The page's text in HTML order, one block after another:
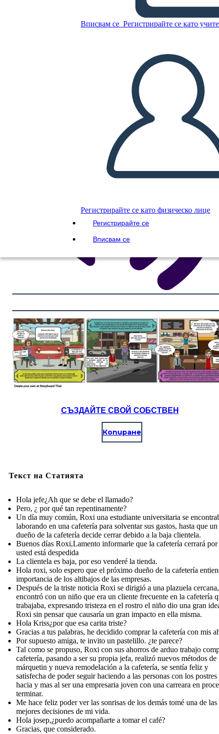
Вписвам се Регистрирайте се като
Регистрирайте се като физическо лице
Регистрирайте се
Вписвам се
ПУСКАНЕ НА СЛАЙДШОУ
ЧЕТИ МИ
СЪЗДАЙТЕ СВОЙ СОБСТВЕН
Копиране
Текст на Статията
Hola jefe¿Ah que se debe el llamado?
Pero, ¿ por qué tan repentinamente?
Un día muy común, Roxi una estudiante universitaria se
laborando en una cafetería para solventar sus gastos, hasta que
dueño de la cafetería decide cerrar debido a la baja clientela.
Buenos días Roxi,Lamento informarle que la cafetería cerrará por
usted está despedida
La clientela es baja, por eso venderé la tienda.
Hola roxi, solo espero que el próximo dueño de la cafetería
importancia de los altibajos de las empresas.
Después de la triste noticia Roxi se dirigió a una plazuela
encontró con un niño que era un cliente frecuente en la cafetería
trabajaba, expresando tristeza en el rostro el niño dio una gran
Roxi sin pensar que causaría un gran impacto en ella misma.
Hola Kriss¿por que esa carita triste?
Gracias a tus palabras, he decidido comprar la cafetería con mis
Por supuesto amiga, te invito un pastelillo. ¿te parece?
Tal como se propuso, Roxi con sus ahorros de arduo trabajo
cafetería, pasando a ser su propia jefa, realizó nuevos métodos de
márquetin y nueva remodelación a la cafetería, se sentía feliz y
satisfecha de poder seguir haciendo a las personas con los postres
hacia y mas al ser una empresaria joven con una carreara en
terminar.
Me hace feliz poder ver las sonrisas de los demás tomé una de las
mejores decisiones de mi vida.
Hola josep,¿puedo acompañarte a tomar el café?
Gracias, que considerado.